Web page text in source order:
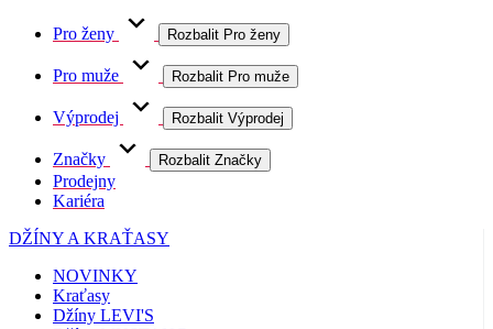
Pro ženy Rozbalit Pro ženy
Pro muže Rozbalit Pro muže
Výprodej Rozbalit Výprodej
Značky Rozbalit Značky
Prodejny
Kariéra
DŽÍNY A KRAŤASY
NOVINKY
Kraťasy
Džíny LEVI'S